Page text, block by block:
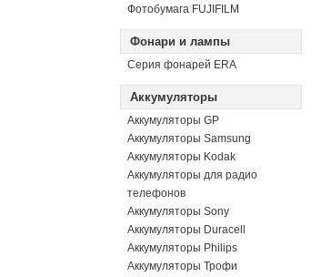
Фотобумага FUJIFILM
Фонари и лампы
Серия фонарей ERA
Аккумуляторы
Аккумуляторы GP
Аккумуляторы Samsung
Аккумуляторы Kodak
Аккумуляторы для радио
телефонов
Аккумуляторы Sony
Аккумуляторы Duracell
Аккумуляторы Philips
Аккумуляторы Трофи